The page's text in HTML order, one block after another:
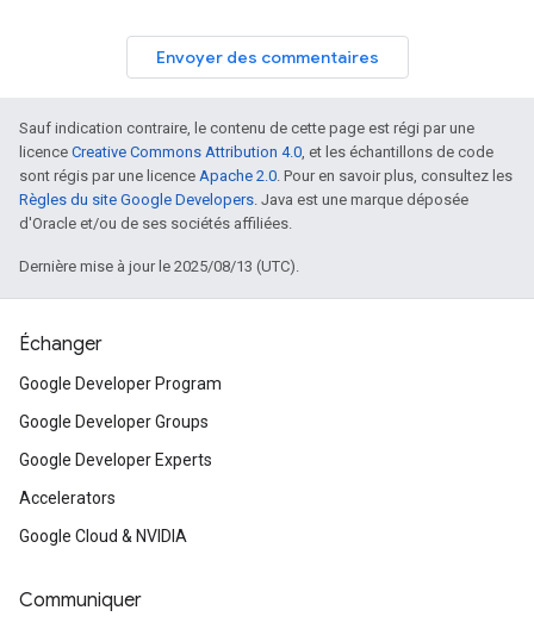
Envoyer des commentaires
Sauf indication contraire, le contenu de cette page est régi par une
licence Creative Commons Attribution 4.0, et les échantillons de code
sont régis par une licence Apache 2.0. Pour en savoir plus, consultez les
Règles du site Google Developers. Java est une marque déposée
d'Oracle et/ou de ses sociétés affiliées.
Dernière mise à jour le 2025/08/13 (UTC).
Échanger
Google Developer Program
Google Developer Groups
Google Developer Experts
Accelerators
Google Cloud & NVIDIA
Communiquer